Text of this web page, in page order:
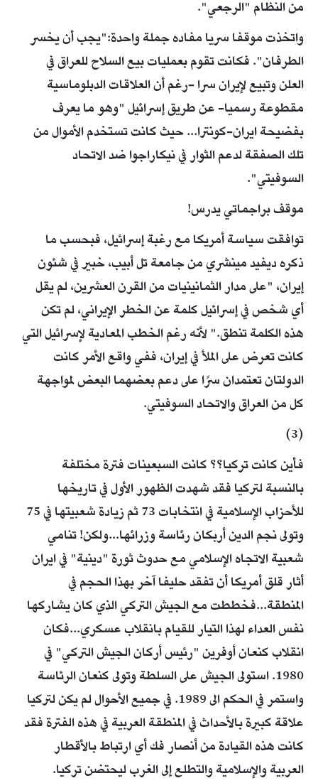
من النظام "الرجعي".
واتخذت موقفا سريا مفاده جملة واحدة:"يجب أن يخسر
الطرفان". فكانت تقوم بعمليات بيع السلاح للعراق في
العلن وتبيع لإيران سرا -رغم أن العلاقات الدبلوماسية
مقطوعة رسميا- عن طريق إسرائيل "وهو ما يعرف
بفضيحة ايران-كونترا... حيث كانت تستخدم الأموال من
تلك الصفقة لدعم الثوار في نيكاراجوا ضد الاتحاد
السوفيتي".
موقف براجماتي يدرس!
توافقت سياسة أمريكا مع رغبة إسرائيل، فبحسب ما
ذكره ديفيد مينشري من جامعة تل أبيب، خبير في شئون
إيران، "على مدار الثمانينيات من القرن العشرين، لم يقل
أي شخص في إسرائيل كلمة عن الخطر الإيراني، لم تكن
هذه الكلمة تنطق." لأنه رغم الخطب المعادية لإسرائيل التي
كانت تعرض على الملأ في إيران، ففي واقع الأمر كانت
الدولتان تعتمدان سرًا على دعم بعضهما البعض لمواجهة
كل من العراق والاتحاد السوفيتي.
(3)
فأين كانت تركيا؟؟ كانت السبعينات فترة مختلفة
بالنسبة لتركيا فقد شهدت الظهور الأول في تاريخها
للأحزاب الإسلامية في انتخابات 73 ثم زيادة شعبيتها في 75
وتولى نجم الدين أربكان رئاسة وزرائها...ولكن! تنامي
شعبية الاتجاه الإسلامي مع حدوث ثورة "دينية" في ايران
أثار قلق أمريكا أن تفقد حليفا آخر بهذا الحجم في
المنطقة...فخططت مع الجيش التركي الذي كان يشاركها
نفس العداء لهذا التيار للقيام بانقلاب عسكري...فكان
انقلاب كنعان أوفرين "رئيس أركان الجيش التركي" في
1980. استولى الجيش على السلطة وتولى كنعان الرئاسة
واستمر في الحكم الى 1989. في جميع الأحوال لم يكن لتركيا
علاقة كبيرة بالأحداث في المنطقة العربية في هذه الفترة فقد
كانت هذه القيادة من أنصار فك أي ارتباط بالأقطار
العربية والإسلامية والتطلع إلى الغرب ليحتضن تركيا.